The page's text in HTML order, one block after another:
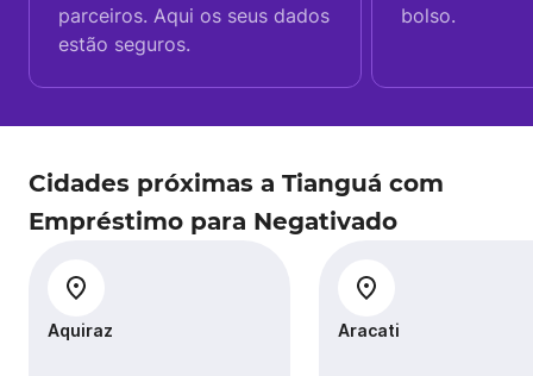
parceiros. Aqui os seus dados
estão seguros.
bolso.
Cidades próximas a Tianguá com
Empréstimo para Negativado
Aquiraz Aracati